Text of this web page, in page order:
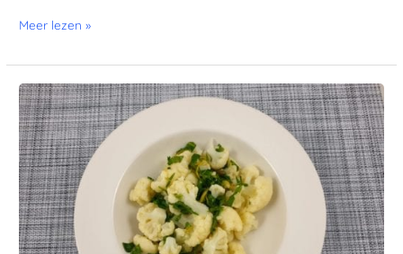
Meer lezen »
Bloemkoolsalade